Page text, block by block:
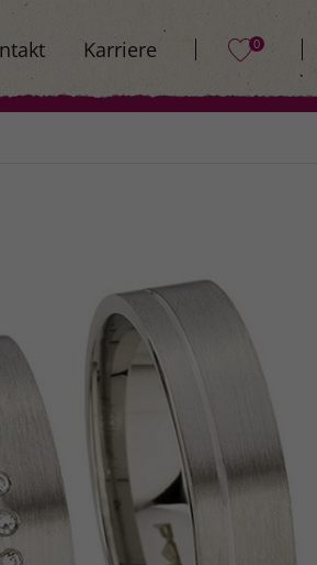
Karriere 0